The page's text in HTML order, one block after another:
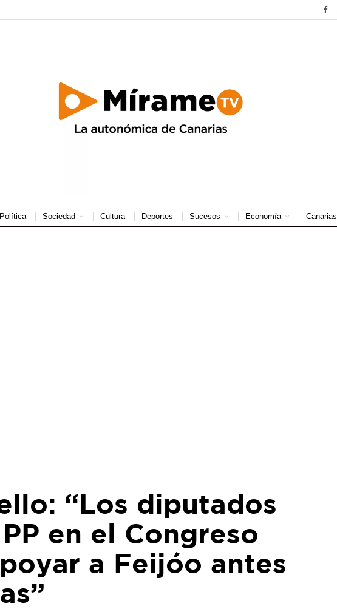
Política Sociedad Cultura Deportes Sucesos Economía Canarias
“Los diputados
en el Congreso
a Feijóo antes